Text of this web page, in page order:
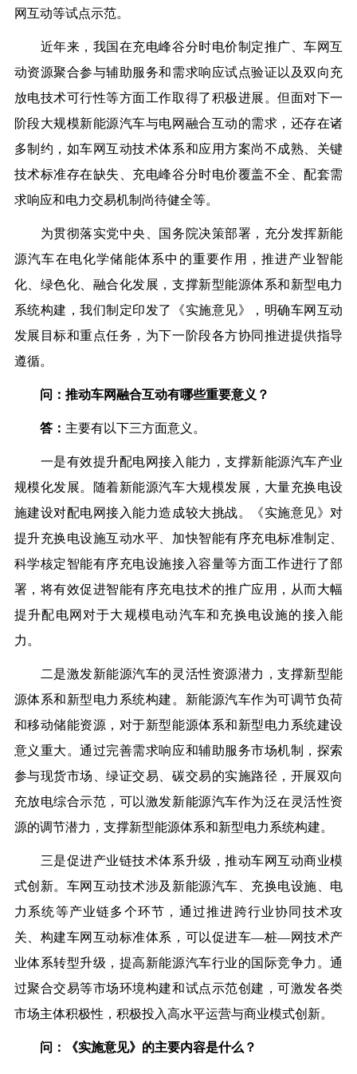
网互动等试点示范。
近年来，我国在充电峰谷分时电价制定推广、车网互
动资源聚合参与辅助服务和需求响应试点验证以及双向充
放电技术可行性等方面工作取得了积极进展。但面对下一
阶段大规模新能源汽车与电网融合互动的需求，还存在诸
多制约，如车网互动技术体系和应用方案尚不成熟、关键
技术标准存在缺失、充电峰谷分时电价覆盖不全、配套需
求响应和电力交易机制尚待健全等。
为贯彻落实党中央、国务院决策部署，充分发挥新能
源汽车在电化学储能体系中的重要作用，推进产业智能
化、绿色化、融合化发展，支撑新型能源体系和新型电力
系统构建，我们制定印发了《实施意见》，明确车网互动
发展目标和重点任务，为下一阶段各方协同推进提供指导
遵循。
问：推动车网融合互动有哪些重要意义？
答： 主要有以下三方面意义。
一是有效提升配电网接入能力，支撑新能源汽车产业
规模化发展。随着新能源汽车大规模发展，大量充换电设
施建设对配电网接入能力造成较大挑战。《实施意见》对
提升充换电设施互动水平、加快智能有序充电标准制定、
科学核定智能有序充电设施接入容量等方面工作进行了部
署，将有效促进智能有序充电技术的推广应用，从而大幅
提升配电网对于大规模电动汽车和充换电设施的接入能
力。
二是激发新能源汽车的灵活性资源潜力，支撑新型能
源体系和新型电力系统构建。新能源汽车作为可调节负荷
和移动储能资源，对于新型能源体系和新型电力系统建设
意义重大。通过完善需求响应和辅助服务市场机制，探索
参与现货市场、绿证交易、碳交易的实施路径，开展双向
充放电综合示范，可以激发新能源汽车作为泛在灵活性资
源的调节潜力，支撑新型能源体系和新型电力系统构建。
三是促进产业链技术体系升级，推动车网互动商业模
式创新。车网互动技术涉及新能源汽车、充换电设施、电
力系统等产业链多个环节，通过推进跨行业协同技术攻
关、构建车网互动标准体系，可以促进车—桩—网技术产
业体系转型升级，提高新能源汽车行业的国际竞争力。通
过聚合交易等市场环境构建和试点示范创建，可激发各类
市场主体积极性，积极投入高水平运营与商业模式创新。
问：《实施意见》的主要内容是什么？